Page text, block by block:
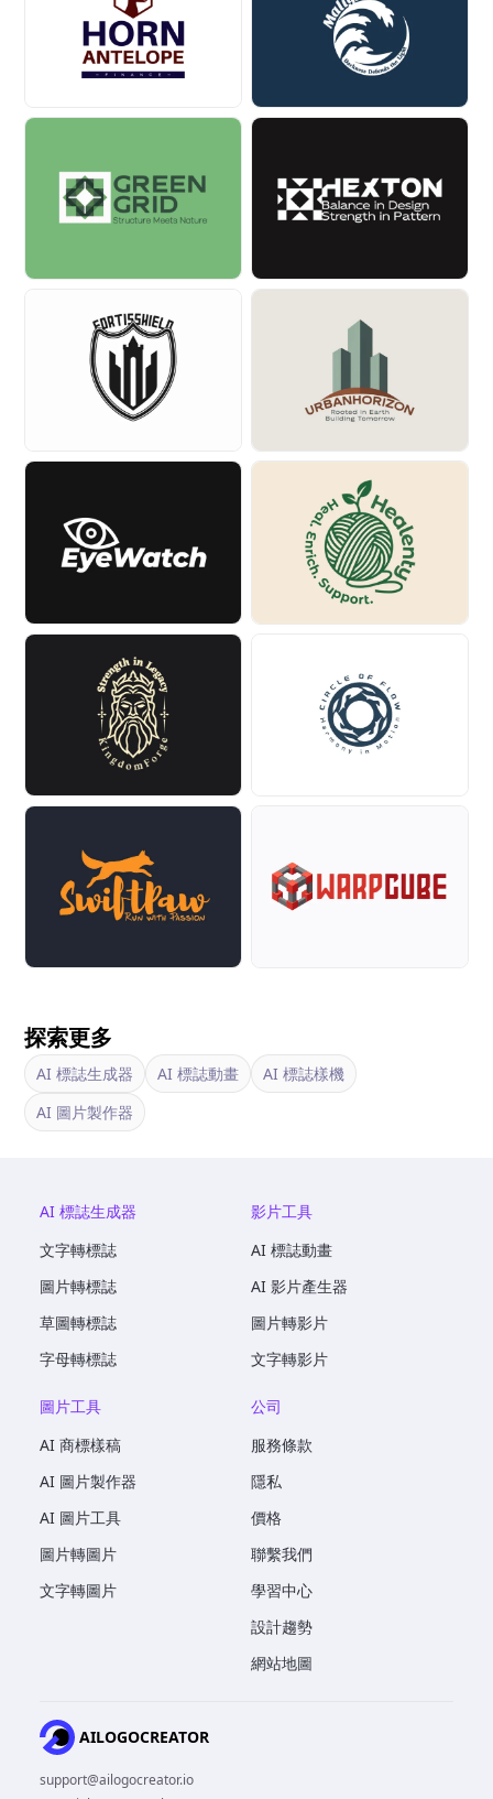
探索更多
AI 標誌生成器 AI 標誌動畫
AI 標誌樣機
AI 圖片製作器
AI 標誌生成器
文字轉標誌
圖片轉標誌
草圖轉標誌
字母轉標誌
影片工具
AI 標誌動畫
AI 影片產生器
圖片轉影片
文字轉影片
圖片工具
AI 商標樣稿
AI 圖片製作器
AI 圖片工具
圖片轉圖片
文字轉圖片
公司
服務條款
隱私
價格
聯繫我們
學習中心
設計趨勢
網站地圖
AILOGOCREATOR
support@ailogocreator.io